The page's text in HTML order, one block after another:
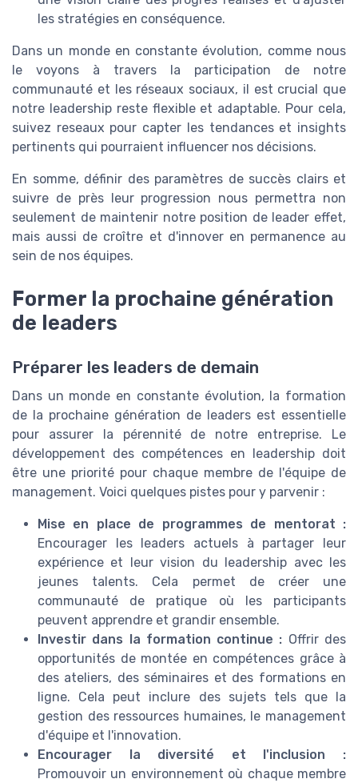
les stratégies en conséquence.
Dans un monde en constante évolution, comme nous
le voyons à travers la participation de notre
communauté et les réseaux sociaux, il est crucial que
notre leadership reste flexible et adaptable. Pour cela,
suivez reseaux pour capter les tendances et insights
pertinents qui pourraient influencer nos décisions.
En somme, définir des paramètres de succès clairs et
suivre de près leur progression nous permettra non
seulement de maintenir notre position de leader effet,
mais aussi de croître et d'innover en permanence au
sein de nos équipes.
Former la prochaine génération
de leaders
Préparer les leaders de demain
Dans un monde en constante évolution, la formation
de la prochaine génération de leaders est essentielle
pour assurer la pérennité de notre entreprise. Le
développement des compétences en leadership doit
être une priorité pour chaque membre de l'équipe de
management. Voici quelques pistes pour y parvenir :
Mise en place de programmes de mentorat :
Encourager les leaders actuels à partager leur
expérience et leur vision du leadership avec les
jeunes talents. Cela permet de créer une
communauté de pratique où les participants
peuvent apprendre et grandir ensemble.
Investir dans la formation continue : Offrir des
opportunités de montée en compétences grâce à
des ateliers, des séminaires et des formations en
ligne. Cela peut inclure des sujets tels que la
gestion des ressources humaines, le management
d'équipe et l'innovation.
Encourager la diversité et l'inclusion :
Promouvoir un environnement où chaque membre